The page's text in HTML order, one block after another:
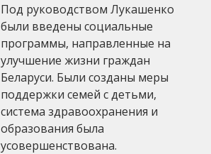
Под руководством Лукашенко
были введены социальные
программы, направленные на
улучшение жизни граждан
Беларуси. Были созданы меры
поддержки семей с детьми,
система здравоохранения и
образования была
усовершенствована.